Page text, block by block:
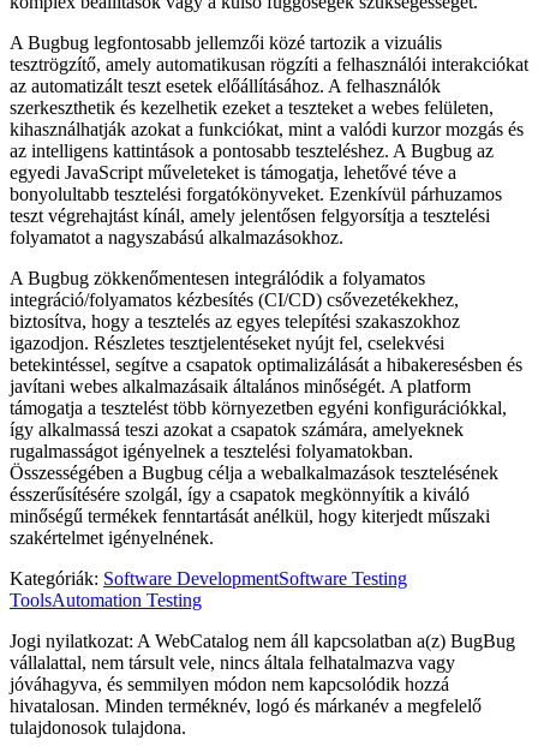
A Bugbug legfontosabb jellemzői közé tartozik a vizuális
tesztrögzítő, amely automatikusan rögzíti a felhasználói interakciókat
az automatizált teszt esetek előállításához. A felhasználók
szerkeszthetik és kezelhetik ezeket a teszteket a webes felületen,
kihasználhatják azokat a funkciókat, mint a valódi kurzor mozgás és
az intelligens kattintások a pontosabb teszteléshez. A Bugbug az
egyedi JavaScript műveleteket is támogatja, lehetővé téve a
bonyolultabb tesztelési forgatókönyveket. Ezenkívül párhuzamos
teszt végrehajtást kínál, amely jelentősen felgyorsítja a tesztelési
folyamatot a nagyszabású alkalmazásokhoz.
A Bugbug zökkenőmentesen integrálódik a folyamatos
integráció/folyamatos kézbesítés (CI/CD) csővezetékekhez,
biztosítva, hogy a tesztelés az egyes telepítési szakaszokhoz
igazodjon. Részletes tesztjelentéseket nyújt fel, cselekvési
betekintéssel, segítve a csapatok optimalizálását a hibakeresésben és
javítani webes alkalmazásaik általános minőségét. A platform
támogatja a tesztelést több környezetben egyéni konfigurációkkal,
így alkalmassá teszi azokat a csapatok számára, amelyeknek
rugalmasságot igényelnek a tesztelési folyamatokban.
Összességében a Bugbug célja a webalkalmazások tesztelésének
ésszerűsítésére szolgál, így a csapatok megkönnyítik a kiváló
minőségű termékek fenntartását anélkül, hogy kiterjedt műszaki
szakértelmet igényelnének.
Kategóriák: Software DevelopmentSoftware Testing
ToolsAutomation Testing
Jogi nyilatkozat: A WebCatalog nem áll kapcsolatban a(z) BugBug
vállalattal, nem társult vele, nincs általa felhatalmazva vagy
jóváhagyva, és semmilyen módon nem kapcsolódik hozzá
hivatalosan. Minden terméknév, logó és márkanév a megfelelő
tulajdonosok tulajdona.